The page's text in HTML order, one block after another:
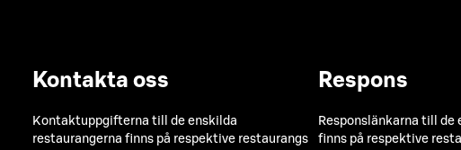
Kontakta oss
Kontaktuppgifterna till de enskilda
restaurangerna finns på respektive restaurangs
Respons
Responslänkarna till de
finns på respektive